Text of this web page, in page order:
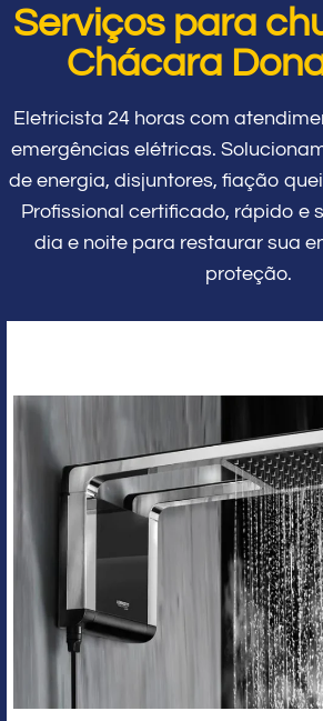
Serviços para
Chácara
Eletricista 24 horas com
emergências elétricas.
de energia, disjuntores, fiação
Profissional certificado, rápido e
dia e noite para restaurar sua
proteção.